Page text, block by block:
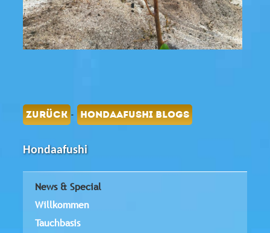
ZURÜCK - HONDAAFUSHI BLOGS
Hondaafushi
News & Special
Willkommen
Tauchbasis